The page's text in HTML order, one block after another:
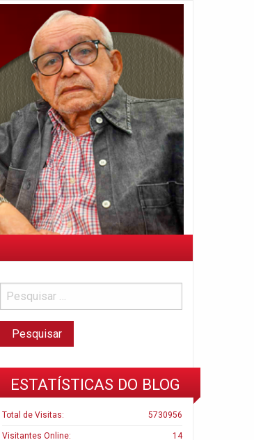
ESTATÍSTICAS DO BLOG
5730956
Total de Visitas:
14
Visitantes Online: